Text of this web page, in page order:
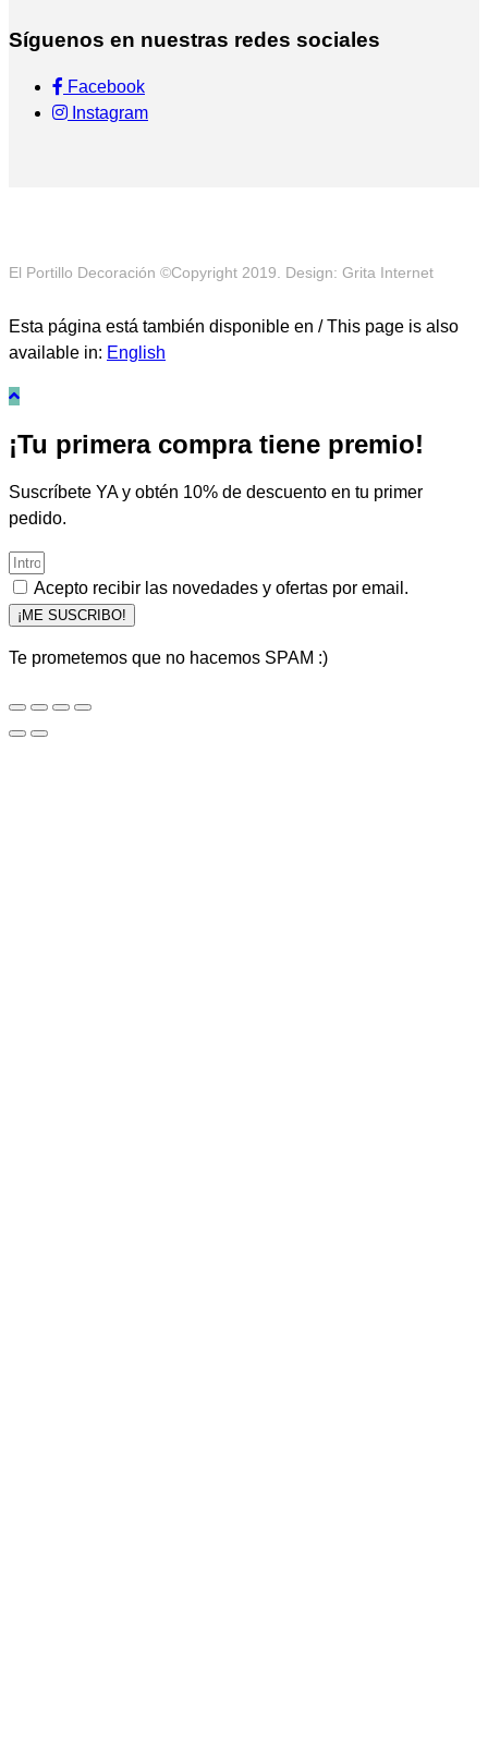
Síguenos en nuestras redes sociales
Facebook
Instagram
El Portillo Decoración ©Copyright 2019. Design: Grita Internet
Esta página está también disponible en / This page is also
available in: English
¡Tu primera compra tiene premio!
Suscríbete YA y obtén 10% de descuento en tu primer
pedido.
Acepto recibir las novedades y ofertas por email.
¡ME SUSCRIBO!
Te prometemos que no hacemos SPAM :)